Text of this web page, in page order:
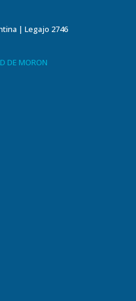
| Legajo 2746
DE MORON